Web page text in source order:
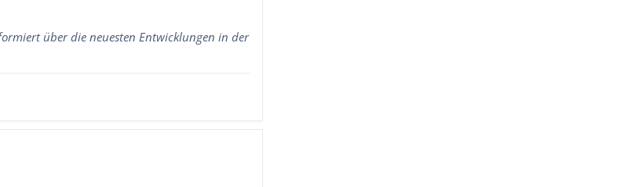
über die neuesten Entwicklungen in der